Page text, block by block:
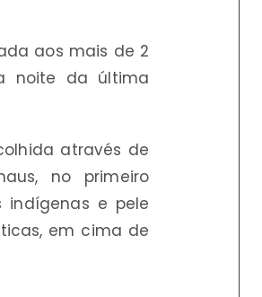
aos mais de 2
noite da última
através de
no primeiro
indígenas e pele
em cima de